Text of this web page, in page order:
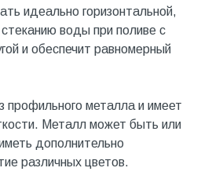
идеально горизонтальной,
воды при поливе с
и обеспечит равномерный
профильного металла и имеет
Металл может быть или
дополнительно
различных цветов.